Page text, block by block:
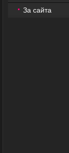
За сайта